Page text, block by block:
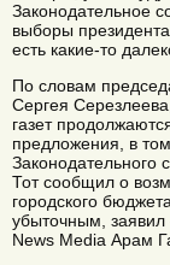
Законодательное
выборы
есть какие-то
По словам
Сергея
газет
предложения, в
Законодательного
Тот сообщил о
городского
убыточным,
News Media Арам